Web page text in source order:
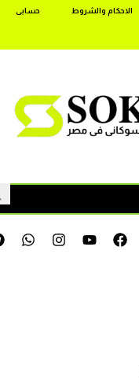
الاحكام والشروط حسابى